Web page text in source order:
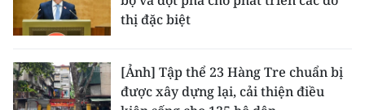
thị đặc biệt
[Ảnh] Tập thể 23 Hàng Tre chuẩn bị
được xây dựng lại, cải thiện điều